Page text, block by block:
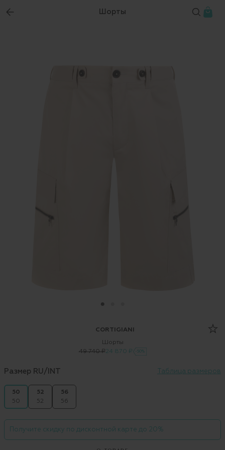
Шорты
CORTIGIANI
Шорты
49 740 ₽24 870 ₽ -50%
Размер RU/INT Таблица размеров
50
50
52
52
56
56
Получите скидку по дисконтной карте до 20%